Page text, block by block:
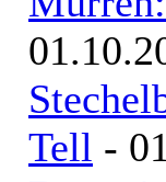
Tell -